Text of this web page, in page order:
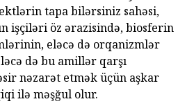
tapa bilərsiniz sahəsi,
işçiləri öz ərazisində, biosferin
eləcə də orqanizmlər
də bu amillər qarşı
nəzarət etmək üçün aşkar
ilə məşğul olur.